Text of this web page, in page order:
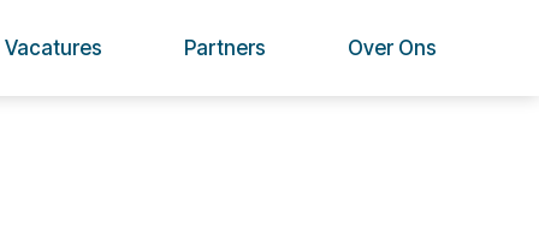
Vacatures Partners Over Ons